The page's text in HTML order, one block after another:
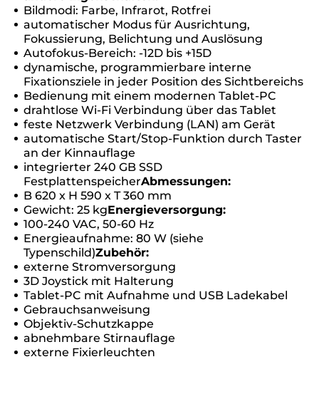
Bildmodi: Farbe, Infrarot, Rotfrei
automatischer Modus für Ausrichtung,
Fokussierung, Belichtung und Auslösung
Autofokus-Bereich: -12D bis +15D
dynamische, programmierbare interne
Fixationsziele in jeder Position des Sichtbereichs
Bedienung mit einem modernen Tablet-PC
drahtlose Wi-Fi Verbindung über das Tablet
feste Netzwerk Verbindung (LAN) am Gerät
automatische Start/Stop-Funktion durch Taster
an der Kinnauflage
integrierter 240 GB SSD
FestplattenspeicherAbmessungen:
B 620 x H 590 x T 360 mm
Gewicht: 25 kgEnergieversorgung:
100-240 VAC, 50-60 Hz
Energieaufnahme: 80 W (siehe
Typenschild)Zubehör:
externe Stromversorgung
3D Joystick mit Halterung
Tablet-PC mit Aufnahme und USB Ladekabel
Gebrauchsanweisung
Objektiv-Schutzkappe
abnehmbare Stirnauflage
externe Fixierleuchten